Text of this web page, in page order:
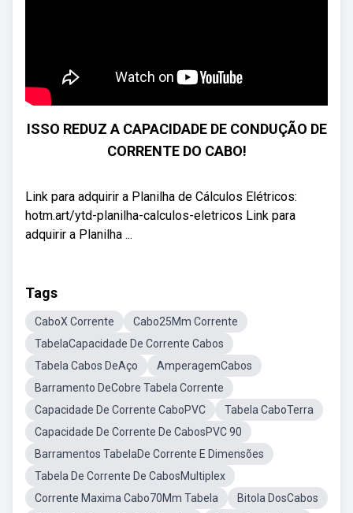
ISSO REDUZ A CAPACIDADE DE CONDUÇÃO DE
CORRENTE DO CABO!
Link para adquirir a Planilha de Cálculos Elétricos:
hotm.art/ytd-planilha-calculos-eletricos Link para
adquirir a Planilha ...
Tags
CaboX Corrente
Cabo25Mm Corrente
TabelaCapacidade De Corrente Cabos
Tabela Cabos DeAço
AmperagemCabos
Barramento DeCobre Tabela Corrente
Capacidade De Corrente CaboPVC
Tabela CaboTerra
Capacidade De Corrente De CabosPVC 90
Barramentos TabelaDe Corrente E Dimensões
Tabela De Corrente De CabosMultiplex
Corrente Maxima Cabo70Mm Tabela
Bitola DosCabos